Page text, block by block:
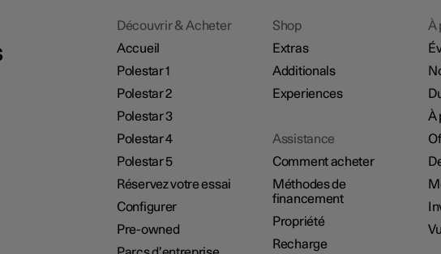
Découvrir & Acheter
Accueil
Polestar 1
Polestar 2
Polestar 3
Polestar 4
Polestar 5
Réservez votre essai
Configurer
Pre-owned
Shop
Extras
Additionals
Experiences
Assistance
Comment acheter
Méthodes de
financement
Propriété
Recharge
À
À